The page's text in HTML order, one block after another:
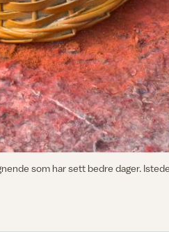
som har sett bedre dager.